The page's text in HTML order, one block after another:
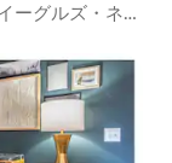
ーグルズ・ネス